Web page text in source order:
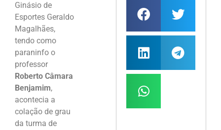
Ginásio de
Esportes Geraldo
Magalhães,
tendo como
paraninfo o
professor
Roberto Câmara
Benjamim,
acontecia a
colação de grau
da turma de